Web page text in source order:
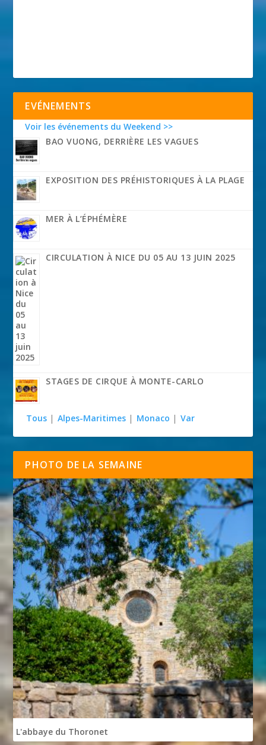
EVÉNEMENTS
Voir les événements du Weekend >>
BAO VUONG, DERRIÈRE LES VAGUES
EXPOSITION DES PRÉHISTORIQUES À LA PLAGE
MER À L’ÉPHÉMÈRE
CIRCULATION À NICE DU 05 AU 13 JUIN 2025
STAGES DE CIRQUE À MONTE-CARLO
Tous | Alpes-Maritimes | Monaco | Var
PHOTO DE LA SEMAINE
L'abbaye du Thoronet